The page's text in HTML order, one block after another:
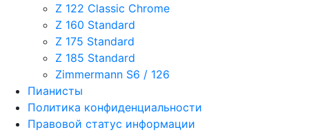
Z 122 Classic Chrome
Z 160 Standard
Z 175 Standard
Z 185 Standard
Zimmermann S6 / 126
Пианисты
Политика конфиденциальности
Правовой статус информации